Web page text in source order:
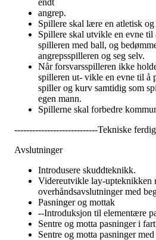
endt
angrep.
Spillere skal lære en atletisk
Spillere skal utvikle en evne til
spilleren med ball, og
angrepsspilleren og seg selv.
Når forsvarsspilleren ikke
spilleren ut- vikle en evne til å
spiller og kurv samtidig som
egen mann.
Spillerne skal forbedre
----------------------------Tekniske
Avslutninger
Introdusere skuddteknikk.
Videreutvikle lay-upteknikken
overhåndsavslutninger med
Pasninger og mottak
--Introduksjon til elementære
Sentre og motta pasninger i
Sentre og motta pasninger